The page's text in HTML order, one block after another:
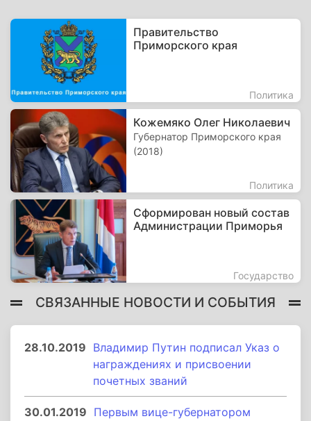
Правительство
Приморского края
Политика
Кожемяко Олег Николаевич
Губернатор Приморского края
(2018)
Политика
Сформирован новый состав
Администрации Приморья
Государство
СВЯЗАННЫЕ НОВОСТИ И СОБЫТИЯ
28.10.2019 Владимир Путин подписал Указ о
награждениях и присвоении
почетных званий
30.01.2019 Первым вице-губернатором